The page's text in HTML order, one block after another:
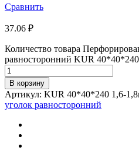
Сравнить
37.06 ₽
Количество товара
равносторонний KUR
В корзину
Артикул: KUR 40*40*240 1,6-
уголок равносторонний